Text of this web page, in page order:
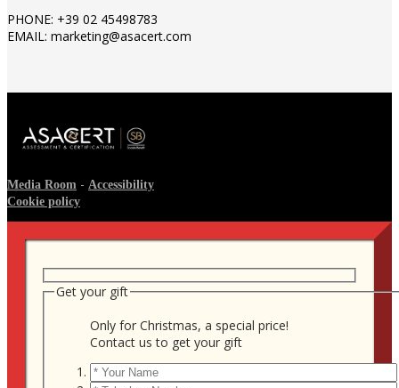
PHONE: +39 02 45498783
EMAIL: marketing@asacert.com
Media Room - Accessibility
Cookie policy
Get your gift
Only for Christmas, a special price!
Contact us to get your gift